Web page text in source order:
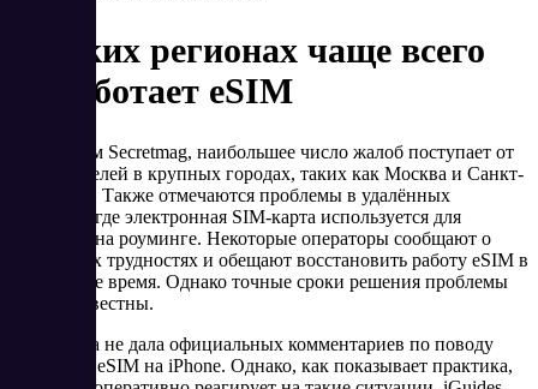
В каких регионах чаще всего
не работает eSIM
По данным Secretmag, наибольшее число жалоб поступает от
пользователей в крупных городах, таких как Москва и Санкт-
Петербург. Также отмечаются проблемы в удалённых
регионах, где электронная SIM-карта используется для
экономии на роуминге. Некоторые операторы сообщают о
временных трудностях и обещают восстановить работу eSIM в
ближайшее время. Однако точные сроки решения проблемы
пока неизвестны.
Apple пока не дала официальных комментариев по поводу
проблем с eSIM на iPhone. Однако, как показывает практика,